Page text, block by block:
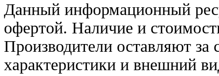
Данный информационный
офертой. Наличие и
Производители оставляют за
характеристики и внешний